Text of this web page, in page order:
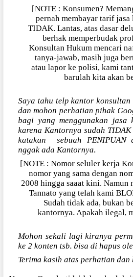
[NOTE : Konsumen?
pernah membayar tarif jasa
TIDAK. Lantas, atas dasar
berhak memperbudak
Konsultan Hukum mencari
tanya-jawab, masih juga
atau lapor ke polisi, kami
barulah kita akan
Saya tahu telp kantor
dan mohon perhatian pihak
bagi yang menggunakan jasa
karena Kantornya sudah
katakan
sebuah PENIPUAN
nggak ada Kantornya.
[NOTE : Nomor seluler kerja
nomor yang sama dengan
2008 hingga saaat kini. Namun
Tannato yang telah kami
Sudah tidak ada, bukan
kantornya. Apakah ilegal,
Mohon sekali lagi kiranya
ke 2 konten tsb. bisa di hapus
Terima kasih atas perhatian dan